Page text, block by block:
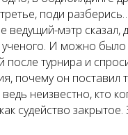
поди
ведущий-мэтр сказал,
ученого. И можно
после турнира и
почему он поставил
ведь неизвестно, кто
судейство